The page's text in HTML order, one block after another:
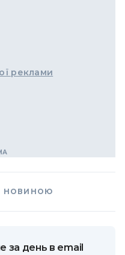
реклами
НОВИНОЮ
за день в email